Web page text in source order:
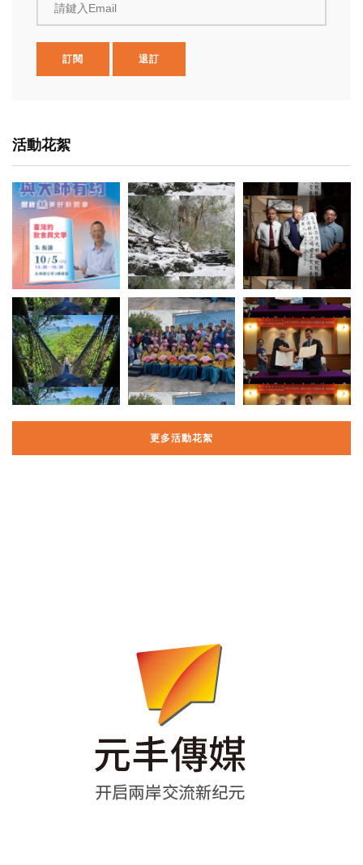
請鍵入Email
訂閱 退訂
活動花絮
更多活動花絮